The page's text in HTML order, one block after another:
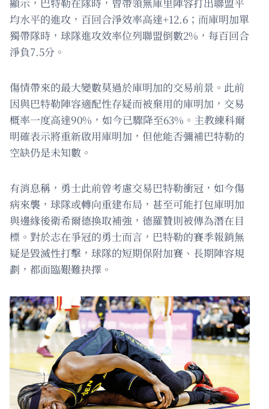
均水平的進攻，百回合淨效率高達+12.6；而庫明加單
獨帶隊時，球隊進攻效率位列聯盟倒數2%，每百回合
淨負7.5分。
傷情帶來的最大變數莫過於庫明加的交易前景。此前
因與巴特勒陣容適配性存疑而被棄用的庫明加，交易
概率一度高達90%，如今已驟降至63%。主教練科爾
明確表示將重新啟用庫明加，但他能否彌補巴特勒的
空缺仍是未知數。
有消息稱，勇士此前曾考慮交易巴特勒衝冠，如今傷
病來襲，球隊或轉向重建布局，甚至可能打包庫明加
與邊緣後衛希爾德換取補強，德羅贊則被傳為潛在目
標。對於志在爭冠的勇士而言，巴特勒的賽季報銷無
疑是毀滅性打擊，球隊的短期保附加賽、長期陣容規
劃，都面臨艱難抉擇。